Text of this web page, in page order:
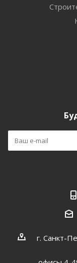
г. Санкт-